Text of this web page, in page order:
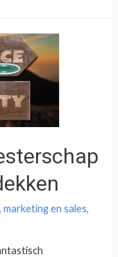
,marketing en sales,